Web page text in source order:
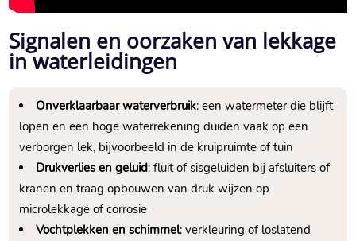
Signalen en oorzaken van lekkage
in waterleidingen
Onverklaarbaar waterverbruik: een watermeter die blijft
lopen en een hoge waterrekening duiden vaak op een
verborgen lek, bijvoorbeeld in de kruipruimte of tuin
Drukverlies en geluid: fluit of sisgeluiden bij afsluiters of
kranen en traag opbouwen van druk wijzen op
microlekkage of corrosie
Vochtplekken en schimmel: verkleuring of loslatend